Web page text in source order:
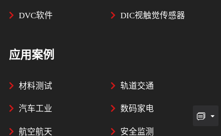
DVC软件 DIC视触觉传感器
应用案例
材料测试
汽车工业
航空航天
轨道交通
数码家电
安全监测